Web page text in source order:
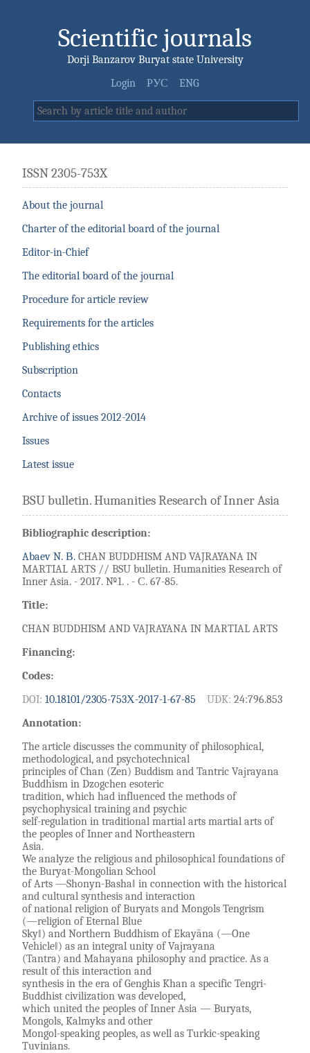
Scientific journals
Dorji Banzarov Buryat state University
Login
РУС ENG
ISSN 2305-753X
About the journal
Charter of the editorial board of the journal
Editor-in-Chief
The editorial board of the journal
Procedure for article review
Requirements for the articles
Publishing ethics
Subscription
Contacts
Archive of issues 2012-2014
Issues
Latest issue
BSU bulletin. Humanities Research of Inner Asia
Bibliographic description:
Abaev N. В. CHAN BUDDHISM AND VAJRAYANA IN
MARTIAL ARTS // BSU bulletin. Humanities Research of
Inner Asia. - 2017. №1. . - С. 67-85.
Title:
CHAN BUDDHISM AND VAJRAYANA IN MARTIAL ARTS
Financing:
Codes:
DOI: 10.18101/2305-753Х-2017-1-67-85 UDK: 24:796.853
Annotation:
The article discusses the community of philosophical,
methodological, and psychotechnical
principles of Chan (Zen) Buddism and Tantric Vajrayana
Buddhism in Dzogchen esoteric
tradition, which had influenced the methods of
psychophysical training and psychic
self-regulation in traditional martial arts martial arts of
the peoples of Inner and Northeastern
Asia.
We analyze the religious and philosophical foundations of
the Buryat-Mongolian School
of Arts ―Shonyn-Basha‖ in connection with the historical
and cultural synthesis and interaction
of national religion of Buryats and Mongols Tengrism
(―religion of Eternal Blue
Sky‖) and Northern Buddhism of Ekayāna (―One
Vehicle‖) as an integral unity of Vajrayana
(Tantra) and Mahayana philosophy and practice. As a
result of this interaction and
synthesis in the era of Genghis Khan a specific Tengri-
Buddhist civilization was developed,
which united the peoples of Inner Asia — Buryats,
Mongols, Kalmyks and other
Mongol-speaking peoples, as well as Turkic-speaking
Tuvinians.